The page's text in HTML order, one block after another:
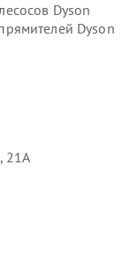
Dyson
Dyson
21А